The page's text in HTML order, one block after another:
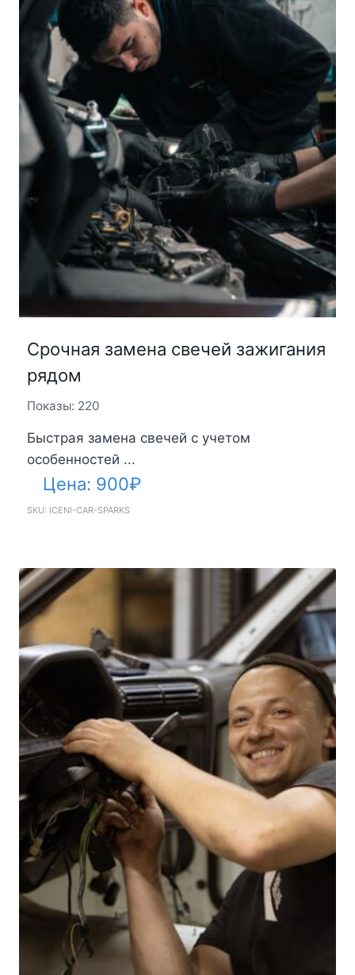
Срочная замена свечей зажигания
рядом
Показы: 220
Быстрая замена свечей с учетом
особенностей ...
Цена: 900₽
SKU: ICENI-CAR-SPARKS